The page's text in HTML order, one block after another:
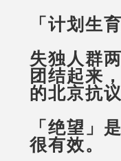
「计划生
失独人群
团结起来
的北京抗
「绝望」
很有效。